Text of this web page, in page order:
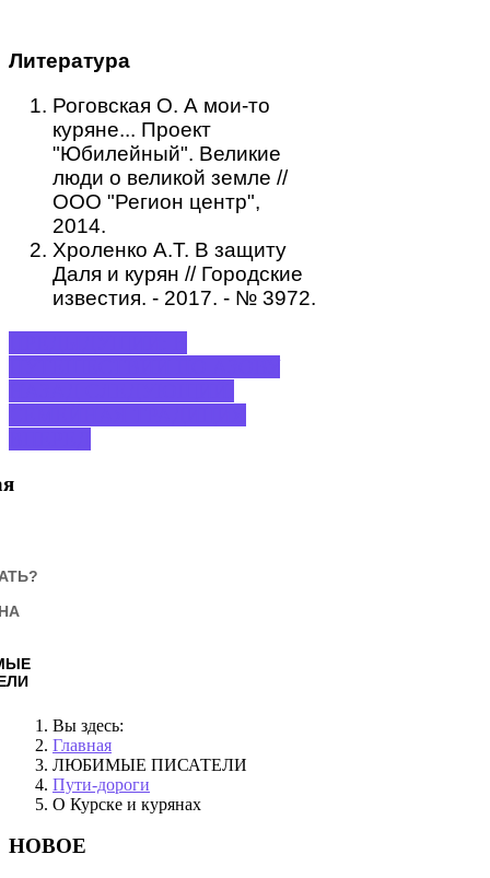
Литература
Роговская О. А мои-то
куряне... Проект
"Юбилейный". Великие
люди о великой земле //
ООО "Регион центр",
2014.
Хроленко А.Т. В защиту
Даля и курян // Городские
известия. - 2017. - № 3972.
Вы здесь:
Главная
ЛЮБИМЫЕ ПИСАТЕЛИ
Пути-дороги
О Курске и курянах
НОВОЕ